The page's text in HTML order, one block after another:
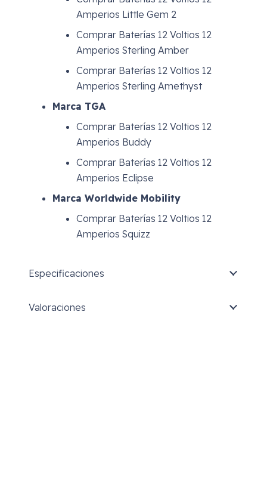
Amperios Little Gem 2
Comprar Baterías 12 Voltios 12
Amperios Sterling Amber
Comprar Baterías 12 Voltios 12
Amperios Sterling Amethyst
Marca TGA
Comprar Baterías 12 Voltios 12
Amperios Buddy
Comprar Baterías 12 Voltios 12
Amperios Eclipse
Marca Worldwide Mobility
Comprar Baterías 12 Voltios 12
Amperios Squizz
Especificaciones
Valoraciones